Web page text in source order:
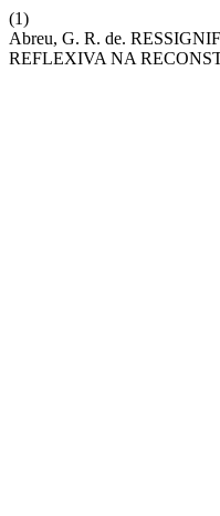
(1)
Abreu, G. R. de.
REFLEXIVA NA